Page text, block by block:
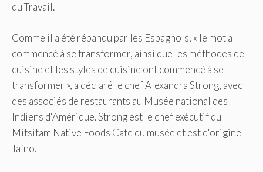
du Travail.
Comme il a été répandu par les Espagnols, « le mot a
commencé à se transformer, ainsi que les méthodes de
cuisine et les styles de cuisine ont commencé à se
transformer », a déclaré le chef Alexandra Strong, avec
des associés de restaurants au Musée national des
Indiens d'Amérique. Strong est le chef exécutif du
Mitsitam Native Foods Cafe du musée et est d'origine
Taíno.